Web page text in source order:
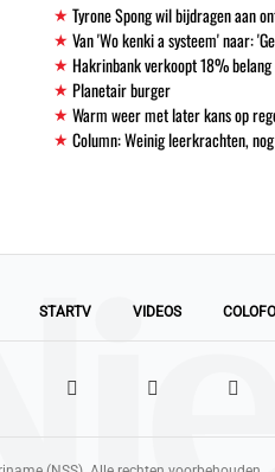
Tyrone Spong wil bijdragen aan
Van 'Wo kenki a systeem' naar:
Hakrinbank verkoopt 18%
Planetair burger
Warm weer met later kans op
Column: Weinig leerkrachten,
STARTV VIDEOS